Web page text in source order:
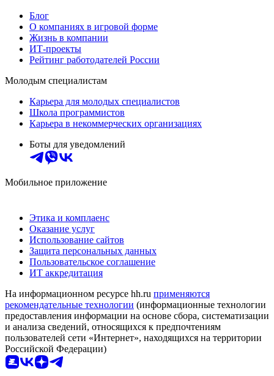
Блог
О компаниях в игровой форме
Жизнь в компании
ИТ-проекты
Рейтинг работодателей России
Молодым специалистам
Карьера для молодых специалистов
Школа программистов
Карьера в некоммерческих организациях
Боты для уведомлений
Мобильное приложение
Этика и комплаенс
Оказание услуг
Использование сайтов
Защита персональных данных
Пользовательское соглашение
ИТ аккредитация
На информационном ресурсе hh.ru применяются
рекомендательные технологии (информационные технологии
предоставления информации на основе сбора, систематизации
и анализа сведений, относящихся к предпочтениям
пользователей сети «Интернет», находящихся на территории
Российской Федерации)